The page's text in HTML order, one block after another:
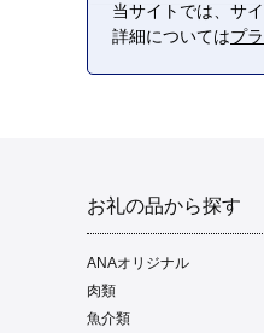
お礼の品から探す
ANAオリジナル
肉類
魚介類
当サイトでは、サ
詳細についてはプ